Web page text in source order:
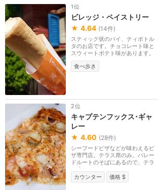
1位
ビレッジ・ペイストリー
★ 4.64 (14件)
スティック状のパイ、ティポトル
タのお店です。チョコレート味と
スウィートポテト味があります。
食べ歩き
2位
キャプテンフックス･ギャ
レー
★ 4.60 (28件)
シーフードピザなどが味わえるピ
ザ専門店。テラス席のみ。パレー
ドルートのそばにあるので、テラ
ス席からパレード...
カウンター
価格 $